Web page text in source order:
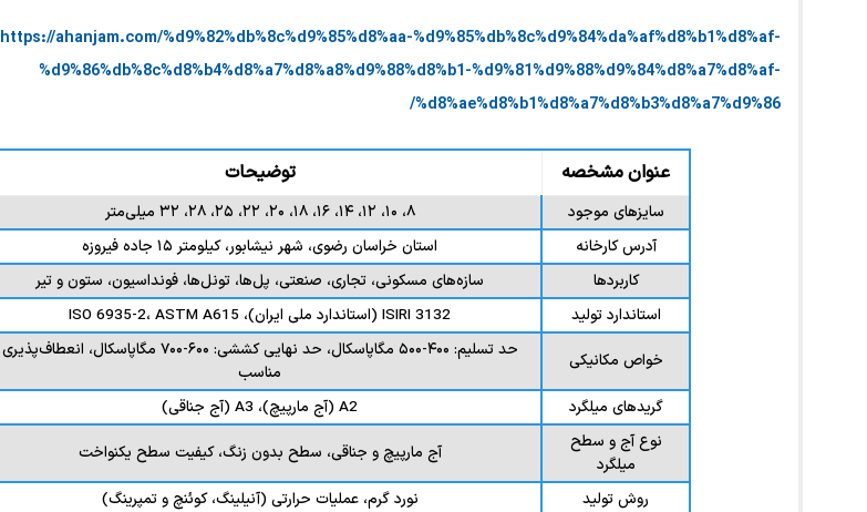
https://ahanjam.com/%d9%82%db%8c%d9%85%d8%aa-%d9%85%db%8c%d9%84%da%af%d8%b1%d8%af-
%d9%86%db%8c%d8%b4%d8%a7%d8%a8%d9%88%d8%b1-%d9%81%d9%88%d9%84%d8%a7%d8%af-
%d8%ae%d8%b1%d8%a7%d8%b3%d8%a7%d9%86/
عنوان مشخصه توضیحات
سایزهای موجود
۸، ۱۰، ۱۲، ۱۴، ۱۶، ۱۸، ۲۰، ۲۲، ۲۵، ۲۸، ۳۲ میلی‌متر
آدرس کارخانه
استان خراسان رضوی، شهر نیشابور، کیلومتر ۱۵ جاده فیروزه
کاربردها
سازه‌های مسکونی، تجاری، صنعتی، پل‌ها، تونل‌ها، فونداسیون، ستون و تیر
استاندارد تولید
ISIRI 3132 (استاندارد ملی ایران)، ISO 6935-2، ASTM A615
خواص مکانیکی
حد تسلیم: ۴۰۰-۵۰۰ مگاپاسکال، حد نهایی کششی: ۶۰۰-۷۰۰ مگاپاسکال، انعطاف‌پذیری
مناسب
گریدهای میلگرد
A2 (آج مارپیچ)، A3 (آج جناقی)
نوع آج و سطح
میلگرد
آج مارپیچ و جناقی، سطح بدون زنگ، کیفیت سطح یکنواخت
روش تولید
نورد گرم، عملیات حرارتی (آنیلینگ، کوئنچ و تمپرینگ)